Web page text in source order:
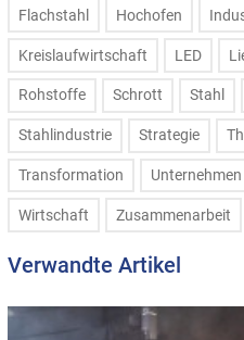
Flachstahl Hochofen
Kreislaufwirtschaft LED
Rohstoffe Schrott Stahl
Stahlindustrie Strategie
Transformation Unternehmen
Wirtschaft Zusammenarbeit
Verwandte Artikel